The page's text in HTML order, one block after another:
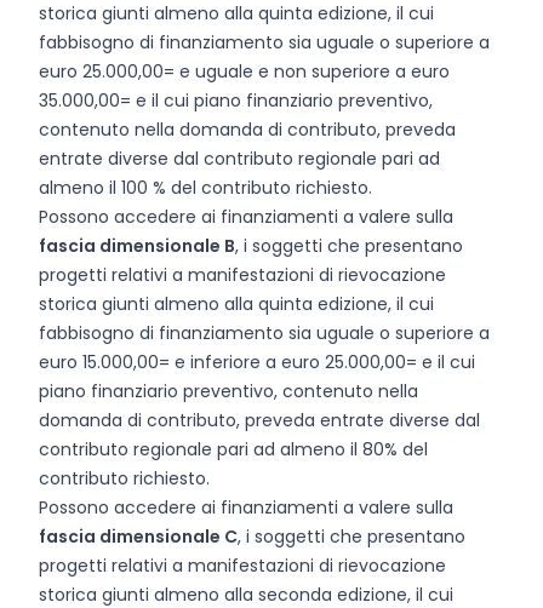
storica giunti almeno alla quinta edizione, il cui
fabbisogno di finanziamento sia uguale o superiore a
euro 25.000,00= e uguale e non superiore a euro
35.000,00= e il cui piano finanziario preventivo,
contenuto nella domanda di contributo, preveda
entrate diverse dal contributo regionale pari ad
almeno il 100 % del contributo richiesto.
Possono accedere ai finanziamenti a valere sulla
fascia dimensionale B, i soggetti che presentano
progetti relativi a manifestazioni di rievocazione
storica giunti almeno alla quinta edizione, il cui
fabbisogno di finanziamento sia uguale o superiore a
euro 15.000,00= e inferiore a euro 25.000,00= e il cui
piano finanziario preventivo, contenuto nella
domanda di contributo, preveda entrate diverse dal
contributo regionale pari ad almeno il 80% del
contributo richiesto.
Possono accedere ai finanziamenti a valere sulla
fascia dimensionale C, i soggetti che presentano
progetti relativi a manifestazioni di rievocazione
storica giunti almeno alla seconda edizione, il cui